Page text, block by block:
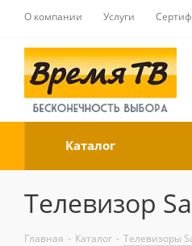
О компании Услуги
Каталог
Телевизор
Главная - Каталог - Телевизоры